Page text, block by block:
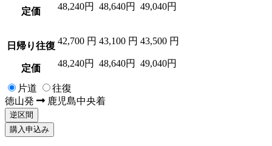
定価 48,240円 48,640円 49,040円
日帰り往復
定価
42,700 円
48,240円
43,100 円
48,640円
43,500 円
49,040円
片道
往復
徳山発 鹿児島中央着
逆区間
購入申込み